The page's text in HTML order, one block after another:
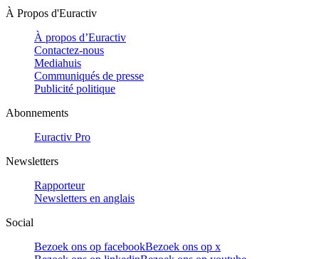
À Propos d'Euractiv
À propos d’Euractiv
Contactez-nous
Mediahuis
Communiqués de presse
Publicité politique
Abonnements
Euractiv Pro
Newsletters
Rapporteur
Newsletters en anglais
Social
Bezoek ons op facebookBezoek ons op x